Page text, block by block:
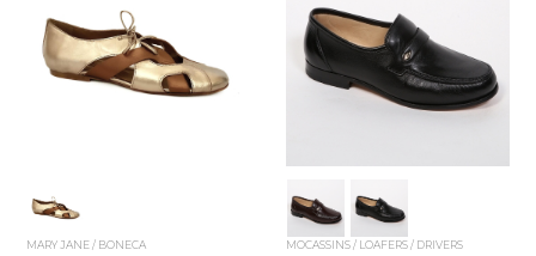
MARY JANE / BONECA MOCASSINS / LOAFERS / DRIVERS